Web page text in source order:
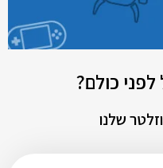
כולם?
שלנו